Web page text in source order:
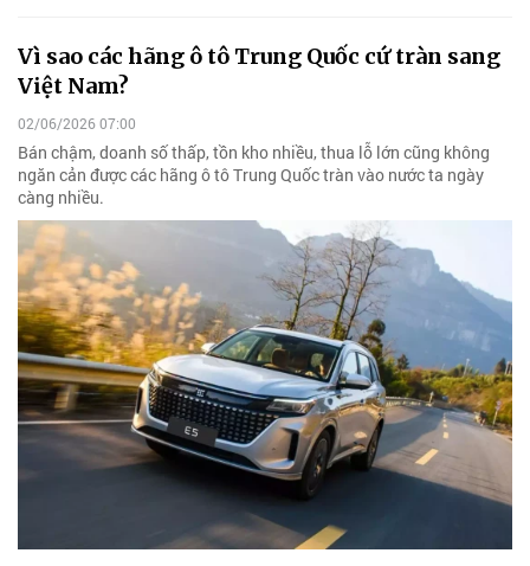
Vì sao các hãng ô tô Trung Quốc cứ tràn sang
Việt Nam?
02/06/2026 07:00
Bán chậm, doanh số thấp, tồn kho nhiều, thua lỗ lớn cũng không
ngăn cản được các hãng ô tô Trung Quốc tràn vào nước ta ngày
càng nhiều.